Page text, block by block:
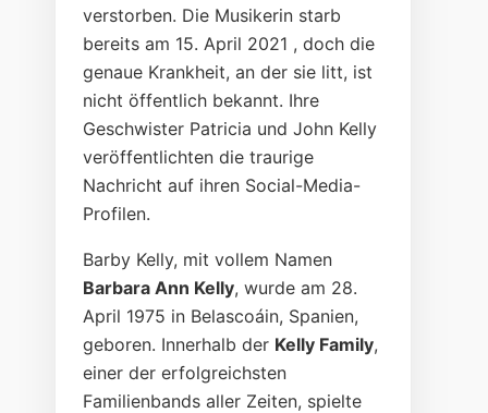
verstorben. Die Musikerin starb
bereits am 15. April 2021 , doch die
genaue Krankheit, an der sie litt, ist
nicht öffentlich bekannt. Ihre
Geschwister Patricia und John Kelly
veröffentlichten die traurige
Nachricht auf ihren Social-Media-
Profilen.
Barby Kelly, mit vollem Namen
Barbara Ann Kelly, wurde am 28.
April 1975 in Belascoáin, Spanien,
geboren. Innerhalb der Kelly Family,
einer der erfolgreichsten
Familienbands aller Zeiten, spielte